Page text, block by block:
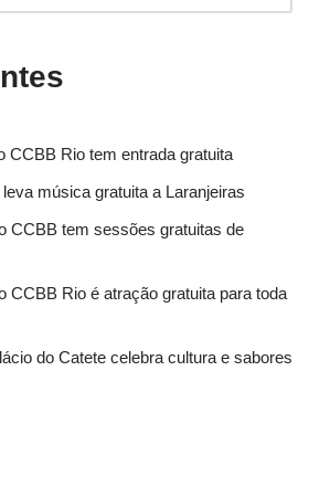
CCBB Rio tem entrada gratuita
música gratuita a Laranjeiras
CCBB tem sessões gratuitas de
CCBB Rio é atração gratuita para toda
do Catete celebra cultura e sabores